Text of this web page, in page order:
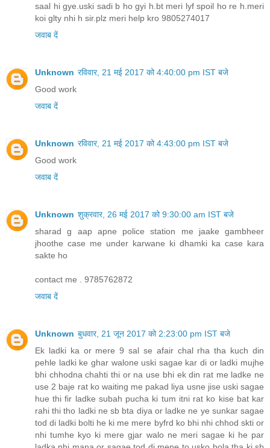
saal hi gye.uski sadi b ho gyi h.bt meri lyf spoil ho re h.meri
koi glty nhi h sir.plz meri help kro 9805274017
जवाब दें
Unknown रविवार, 21 मई 2017 को 4:40:00 pm IST बजे
Good work
जवाब दें
Unknown रविवार, 21 मई 2017 को 4:43:00 pm IST बजे
Good work
जवाब दें
Unknown शुक्रवार, 26 मई 2017 को 9:30:00 am IST बजे
sharad g aap apne police station me jaake gambheer
jhoothe case me under karwane ki dhamki ka case kara
sakte ho
contact me . 9785762872
जवाब दें
Unknown बुधवार, 21 जून 2017 को 2:23:00 pm IST बजे
Ek ladki ka or mere 9 sal se afair chal rha tha kuch din
pehle ladki ke ghar walone uski sagae kar di or ladki mujhe
bhi chhodna chahti thi or na use bhi ek din rat me ladke ne
use 2 baje rat ko waiting me pakad liya usne jise uski sagae
hue thi fir ladke subah pucha ki tum itni rat ko kise bat kar
rahi thi tho ladki ne sb bta diya or ladke ne ye sunkar sagae
tod di ladki bolti he ki me mere byfrd ko bhi nhi chhod skti or
nhi tumhe kyo ki mere gjar walo ne meri sagae ki he par